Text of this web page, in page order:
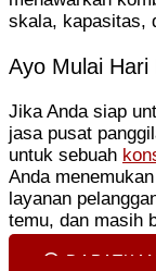
skala, kapasitas,
Ayo Mulai Hari
Jika Anda siap
jasa pusat
untuk sebuah
Anda
layanan
temu, dan masih